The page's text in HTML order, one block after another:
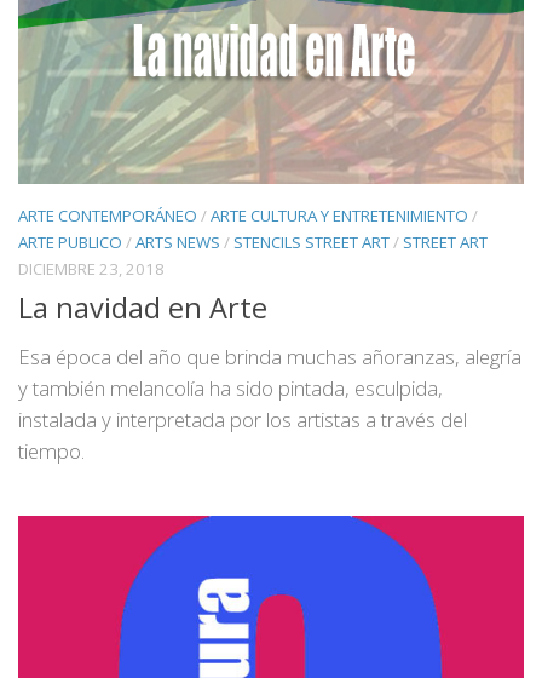
ARTE CONTEMPORÁNEO /ARTE CULTURA Y ENTRETENIMIENTO /
ARTE PUBLICO /ARTS NEWS / STENCILS STREET ART/ STREET ART
DICIEMBRE 23, 2018
La navidad en Arte
Esa época del año que brinda muchas añoranzas, alegría
y también melancolía ha sido pintada, esculpida,
instalada y interpretada por los artistas a través del
tiempo.